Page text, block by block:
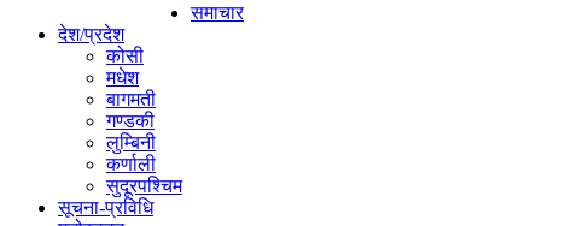
समाचार
देश/प्रदेश
कोसी
मधेश
बागमती
गण्डकी
लुम्बिनी
कर्णाली
सुदूरपश्चिम
सूचना-प्रविधि